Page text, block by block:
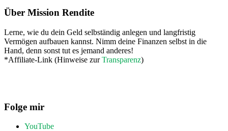
Über Mission Rendite
Lerne, wie du dein Geld selbständig anlegen und langfristig
Vermögen aufbauen kannst. Nimm deine Finanzen selbst in die
Hand, denn sonst tut es jemand anderes!
*Affiliate-Link (Hinweise zurTransparenz)
Folge mir
YouTube